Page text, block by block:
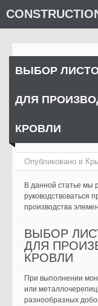
ВЫБОР
ДЛЯ
КРОВЛИ
Опубликовано в
В данной статье мы
руководствоваться
производства
ВЫБОР
ДЛЯ
КРОВЛИ
При выполнении
или
разнообразных